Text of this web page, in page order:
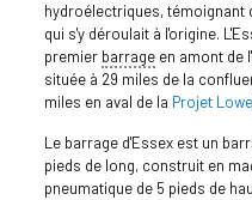
hydroélectriques, témoignant
qui s'y déroulait à l'origine.
premier barrageen amont de
située à 29 miles de la
miles en aval de la Projet
Le barrage d'Essex est un
pieds de long, construit en
pneumatique de 5 pieds de